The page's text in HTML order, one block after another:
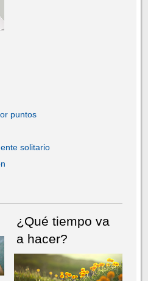
puntos
solitario
¿Qué tiempo va
a hacer?